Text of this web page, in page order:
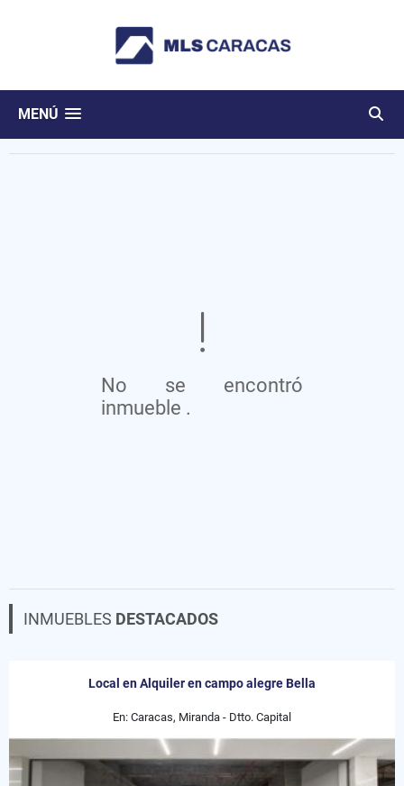
MENÚ
No se encontró
inmueble .
INMUEBLES DESTACADOS
Local en Alquiler en campo alegre Bella
En: Caracas, Miranda - Dtto. Capital